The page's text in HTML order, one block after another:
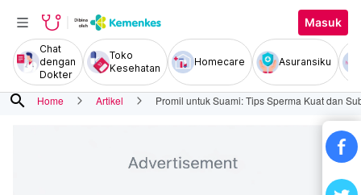
Masuk
Chat
dengan
Dokter
Toko
Kesehatan
Homecare Asuransiku
search Home Artikel Promil untuk Suami: Tips Sperma Kuat dan